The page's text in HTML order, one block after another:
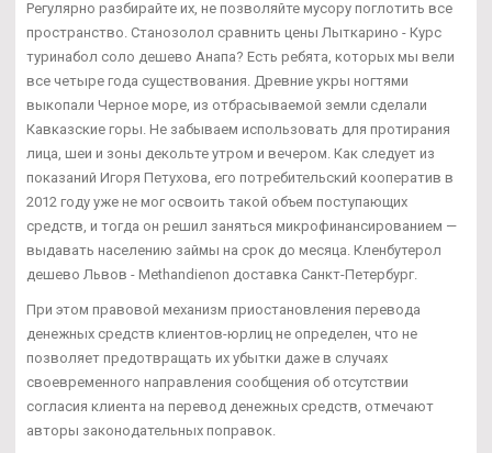
Регулярно разбирайте их, не позволяйте мусору поглотить все
пространство. Станозолол сравнить цены Лыткарино - Курс
туринабол соло дешево Анапа? Есть ребята, которых мы вели
все четыре года существования. Древние укры ногтями
выкопали Черное море, из отбрасываемой земли сделали
Кавказские горы. Не забываем использовать для протирания
лица, шеи и зоны декольте утром и вечером. Как следует из
показаний Игоря Петухова, его потребительский кооператив в
2012 году уже не мог освоить такой объем поступающих
средств, и тогда он решил заняться микрофинансированием —
выдавать населению займы на срок до месяца. Кленбутерол
дешево Львов - Methandienon доставка Санкт-Петербург.
При этом правовой механизм приостановления перевода
денежных средств клиентов-юрлиц не определен, что не
позволяет предотвращать их убытки даже в случаях
своевременного направления сообщения об отсутствии
согласия клиента на перевод денежных средств, отмечают
авторы законодательных поправок.